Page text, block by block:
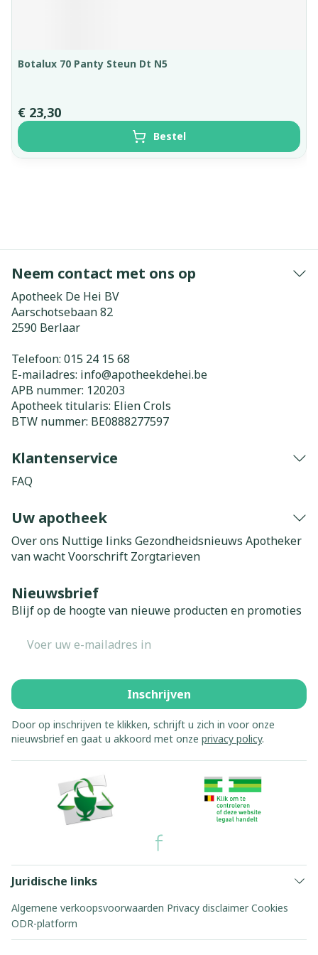
Botalux 70 Panty Steun Dt N5
€ 23,30
Bestel
Neem contact met ons op
Apotheek De Hei BV
Aarschotsebaan 82
2590 Berlaar
Telefoon: 015 24 15 68
E-mailadres: info@apotheekdehei.be
APB nummer: 120203
Apotheek titularis: Elien Crols
BTW nummer: BE0888277597
Klantenservice
FAQ
Uw apotheek
Over ons Nuttige links Gezondheidsnieuws Apotheker
van wachtVoorschrift Zorgtarieven
Nieuwsbrief
Blijf op de hoogte van nieuwe producten en promoties
Inschrijven
Door op inschrijven te klikken, schrijft u zich in voor onze
nieuwsbrief en gaat u akkoord met onze privacy policy.
Juridische links
Algemene verkoopsvoorwaarden Privacy disclaimer Cookies
ODR-platform